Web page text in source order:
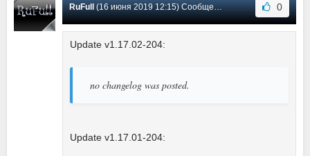
RuFull(16 июня 2019 12:15) Сообщение #11 0
Update v1.17.02-204:
no changelog was posted.
Update v1.17.01-204: